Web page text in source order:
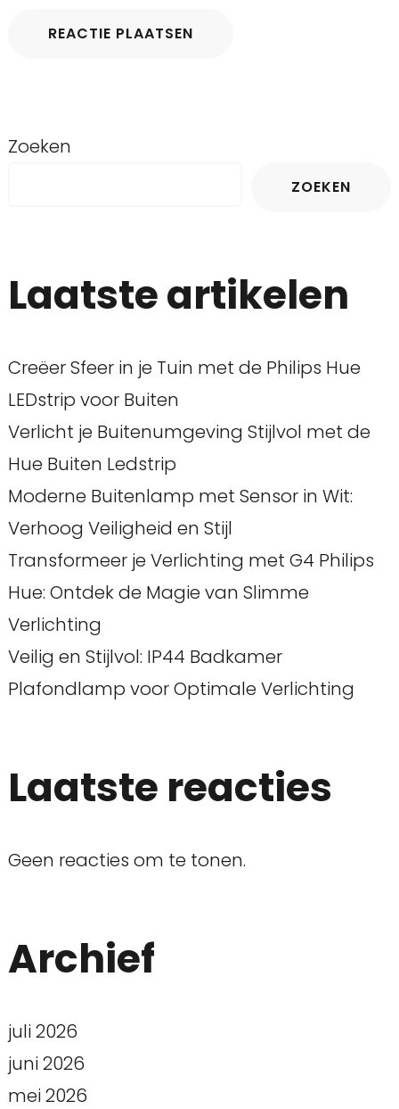
Zoeken
ZOEKEN
Laatste artikelen
Creëer Sfeer in je Tuin met de Philips Hue
LEDstrip voor Buiten
Verlicht je Buitenumgeving Stijlvol met de
Hue Buiten Ledstrip
Moderne Buitenlamp met Sensor in Wit:
Verhoog Veiligheid en Stijl
Transformeer je Verlichting met G4 Philips
Hue: Ontdek de Magie van Slimme
Verlichting
Veilig en Stijlvol: IP44 Badkamer
Plafondlamp voor Optimale Verlichting
Laatste reacties
Geen reacties om te tonen.
Archief
juli 2026
juni 2026
mei 2026